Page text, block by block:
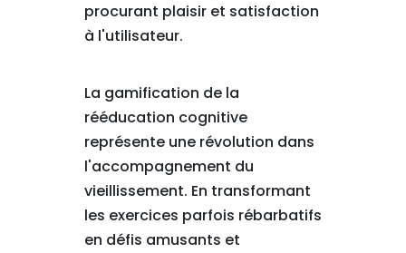
procurant plaisir et satisfaction
à l'utilisateur.
La gamification de la
rééducation cognitive
représente une révolution dans
l'accompagnement du
vieillissement. En transformant
les exercices parfois rébarbatifs
en défis amusants et